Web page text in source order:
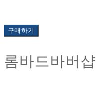
구매하기
롬바드바버샵